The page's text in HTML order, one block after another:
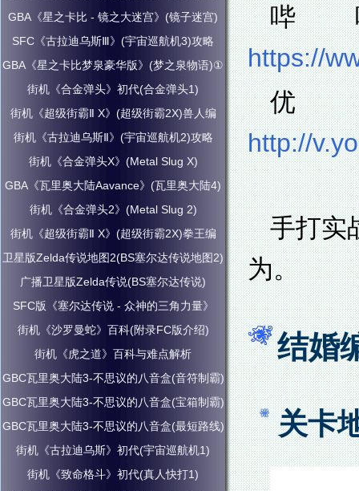
哔
https://
http://
手打实
为。
结婚
关卡
GBA《星之卡比 - 镜之大迷宫》(镜子迷宫)
SFC《古拉迪乌斯Ⅲ》(宇宙巡航机3)攻略
GBA《星之卡比梦泉豪华版》(梦之泉物语)①
街机《合金弹头》初代(合金弹头1)
街机《超级街霸Ⅱ X》(超级街霸2X)兽人编
街机《古拉迪乌斯Ⅱ》(宇宙巡航机2)攻略
街机《合金弹头X》(Metal Slug X)
GBA《瓦里奥大陆Aavance》(瓦里奥大陆4)
街机《合金弹头2》(Metal Slug 2)
街机《超级街霸Ⅱ X》(超级街霸2X)拳王编
卫星版Zelda传说地图2(BS塞尔达传说地图2)
广播卫星版Zelda传说(BS塞尔达传说)
SFC版《塞尔达传说 - 众神的三角力量》
街机《沙罗曼蛇》百科(附录FC版介绍)
街机《虎之道》百科与难点解析
GBC瓦里奥大陆3-不思议的八音盒(音符制霸)
GBC瓦里奥大陆3-不思议的八音盒(宝箱制霸)
GBC瓦里奥大陆3-不思议的八音盒(最短路线)
街机《古拉迪乌斯》初代(宇宙巡航机1)
街机《致命格斗》初代(真人快打1)